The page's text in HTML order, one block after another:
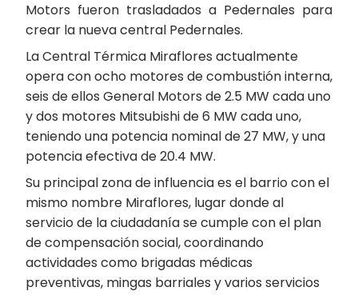
Motors fueron trasladados a Pedernales para
crear la nueva central Pedernales.
La Central Térmica Miraflores actualmente
opera con ocho motores de combustión interna,
seis de ellos General Motors de 2.5 MW cada uno
y dos motores Mitsubishi de 6 MW cada uno,
teniendo una potencia nominal de 27 MW, y una
potencia efectiva de 20.4 MW.
Su principal zona de influencia es el barrio con el
mismo nombre Miraflores, lugar donde al
servicio de la ciudadanía se cumple con el plan
de compensación social, coordinando
actividades como brigadas médicas
preventivas, mingas barriales y varios servicios